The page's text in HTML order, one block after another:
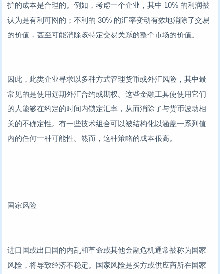
护的成本是合理的。例如，考虑一个企业，其中 10% 的利润被
认为是有利可图的；不利的 30% 的汇率变动有效地消除了交易
的价值，甚至可能消除该特定交易关系的整个市场的价值。
因此，此类企业寻求以多种方式管理货币或外汇风险，其中最
常见的是使用远期外汇合约或期权。这些金融工具使使用它们
的人能够在约定的时间内锁定汇率，从而消除了与货币波动相
关的不确定性。有一些技术组合可以被结构化以涵盖一系列值
内的任何一种可能性。然而，这种策略的成本很高。
国家风险
进口国或出口国的内乱和革命或其他金融危机通常被称为国家
风险，将导致经济不稳定。国家风险是买方或供应商所在国家